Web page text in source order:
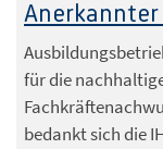
für die
bedankt sich die